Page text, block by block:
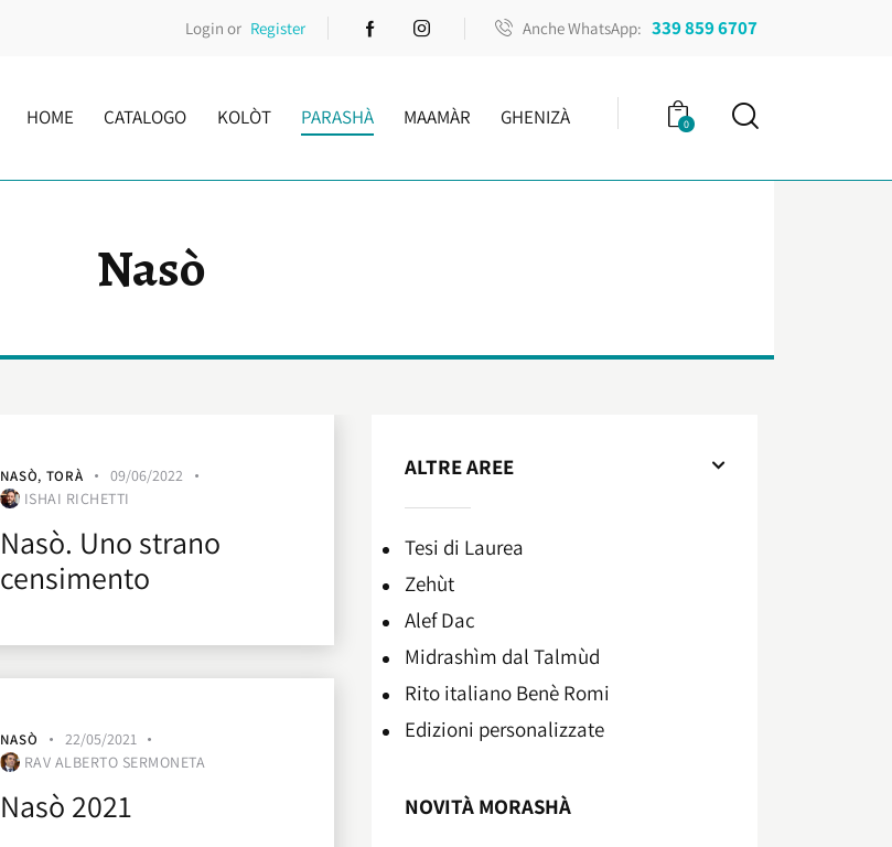
Login or Register Anche WhatsApp: 339 859 6707
HOME CATALOGO KOLÒT PARASHÀ MAAMÀR GHENIZÀ 0
Nasò
NASÒ, TORÀ
09/06/2022
ISHAI RICHETTI
Nasò. Uno strano
censimento
NASÒ
22/05/2021
RAV ALBERTO SERMONETA
Nasò 2021
ALTRE AREE
Tesi di Laurea
Zehùt
Alef Dac
Midrashìm dal Talmùd
Rito italiano Benè Romi​
Edizioni personalizzate
NOVITÀ MORASHÀ